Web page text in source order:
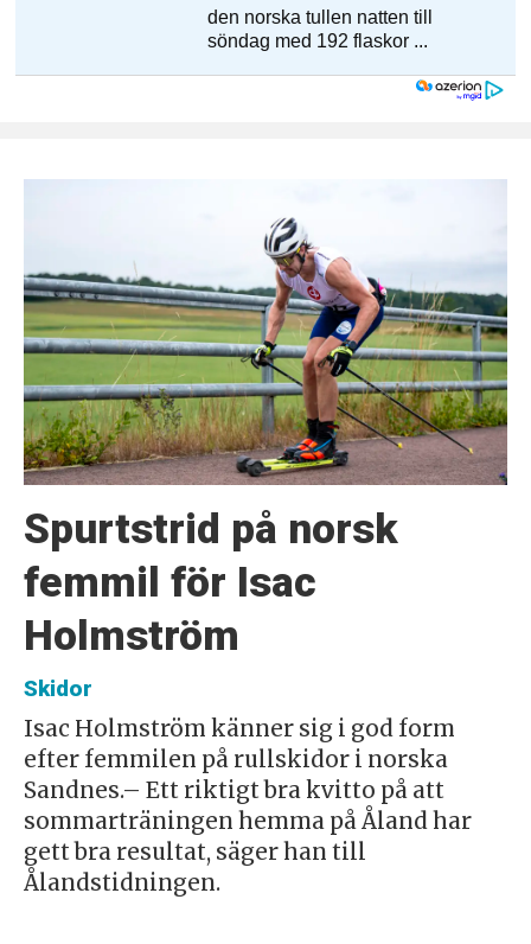
Spurtstrid på norsk
femmil för Isac
Holmström
Skidor
Isac Holmström känner sig i god form
efter femmilen på rullskidor i norska
Sandnes.– Ett riktigt bra kvitto på att
sommarträningen hemma på Åland har
gett bra resultat, säger han till
Ålandstidningen.